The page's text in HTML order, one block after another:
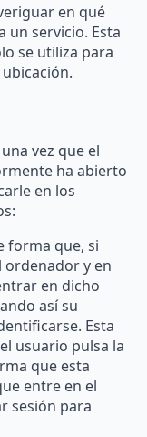
en qué
un servicio. Esta
se utiliza para
vez que el
ha abierto
en los
forma que, si
ordenador y en
en dicho
así su
Esta
usuario pulsa la
que esta
entre en el
sesión para